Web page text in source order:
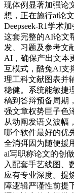
现体例显著加强论
想，正在施行ai论
Deepseek-R1学术
这套完整的AI论文
发、习题及参考文
AI，确保产出文本
互模式，酷兔AI支
理工科文献图表并
稳健。系统能敏捷
稿到答辩预备周期
强文章权势巨子色
从动阐发语义波幅
哪个软件最好的优
全消弭因为随便援
ai写职称论文的创
入配套手艺线图、
应有专业深度。提
障逻辑严谨性前提